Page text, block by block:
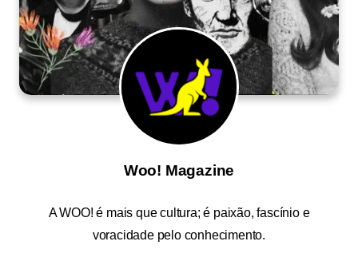
Woo! Magazine
AWOO! é mais que cultura; é paixão, fascínio e
voracidade pelo conhecimento.